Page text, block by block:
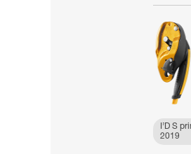
I’D S
2019